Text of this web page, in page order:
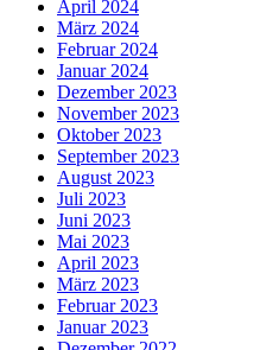
April 2024
März 2024
Februar 2024
Januar 2024
Dezember 2023
November 2023
Oktober 2023
September 2023
August 2023
Juli 2023
Juni 2023
Mai 2023
April 2023
März 2023
Februar 2023
Januar 2023